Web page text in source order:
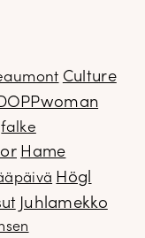
Culture
falke
Hame
Högl
Juhlamekko